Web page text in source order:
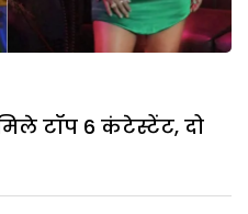
टॉप 6 कंटेस्टेंट, दो